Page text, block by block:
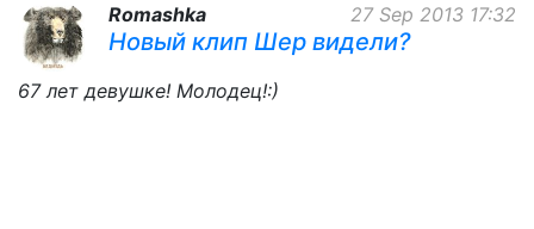
27 Sep 2013 17:32
Romashka
Новый клип Шер видели?
67 лет девушке! Молодец!:)